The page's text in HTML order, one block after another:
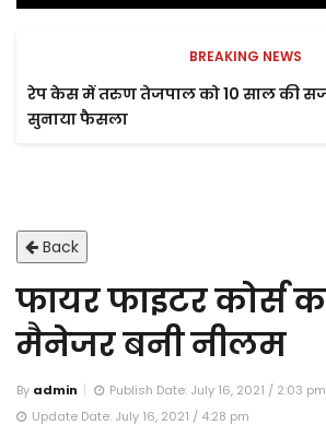
navigation
BREAKING NEWS
रेप केस में तरुण तेजपाल को 10 साल की
सुनाया फैसला
Back
फायर फाइटर कोर्स
मैनेजर बनी नीलम
By admin
Publish Date: July 16, 2021 / 2:03 pm
Update Date: July 16, 2021 / 4:28 pm